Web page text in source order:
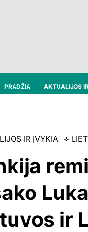
PRADŽIA AKTUALIJOS
IR ĮVYKIAI
ir